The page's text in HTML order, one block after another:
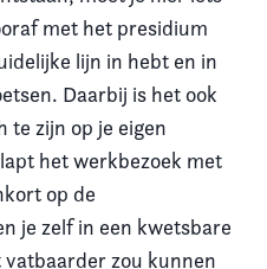
met het presidium
lijn in hebt en in
Daarbij is het ook
te zijn op je eigen
het werkbezoek met
op de
je zelf in een kwetsbare
zou kunnen